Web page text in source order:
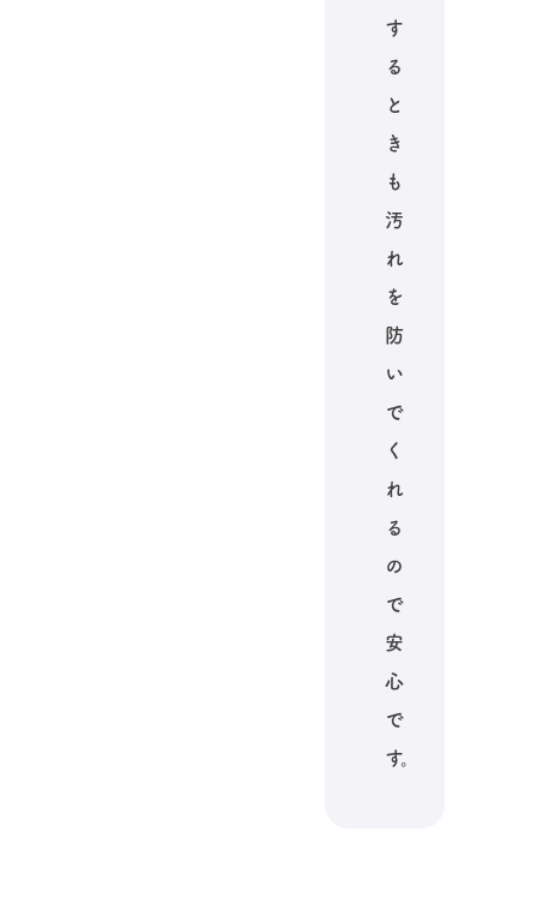
す
る
と
き
も
汚
れ
を
防
い
で
く
れ
る
の
で
安
心
で
す。